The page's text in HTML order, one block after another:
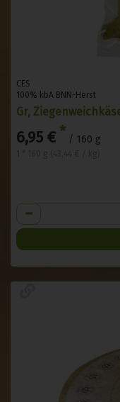
CES
100% kbA BNN-Herst
Gr,
6,95 € * / 160 g
Anzahl